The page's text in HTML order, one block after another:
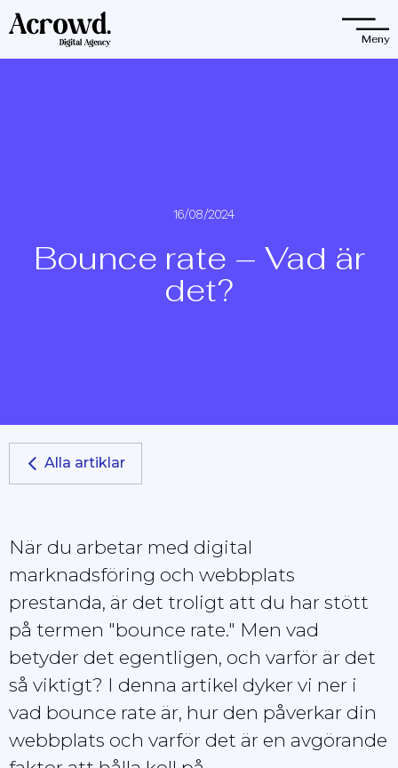
Observera:
Denna
Meny
16/08/2024
Bounce rate – Vad är
det?
Alla artiklar
När du arbetar med digital
marknadsföring och webbplats
prestanda, är det troligt att du har stött
på termen "bounce rate." Men vad
betyder det egentligen, och varför är det
så viktigt? I denna artikel dyker vi ner i
vad bounce rate är, hur den påverkar din
webbplats och varför det är en avgörande